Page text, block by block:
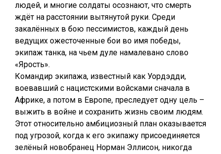
людей, и многие солдаты осознают, что смерть
ждёт на расстоянии вытянутой руки. Среди
закалённых в бою пессимистов, каждый день
ведущих ожесточенные бои во имя победы,
экипаж танка, на чьем дуле намалевано слово
«Ярость».
Командир экипажа, известный как Уордэдди,
воевавший с нацистскими войсками сначала в
Африке, а потом в Европе, преследует одну цель –
выжить в войне и сохранить жизнь своим людям.
Этот относительно амбициозный план оказывается
под угрозой, когда к его экипажу присоединяется
зелёный новобранец Норман Эллисон, никогда